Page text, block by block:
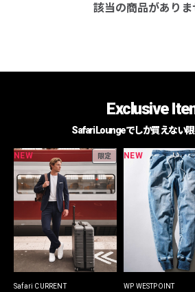
該当の商品がありま
Exclusive
Safari Loungeでしか買えない
NEW 限定
Safari CURRENT
NEW
WP WESTPOINT